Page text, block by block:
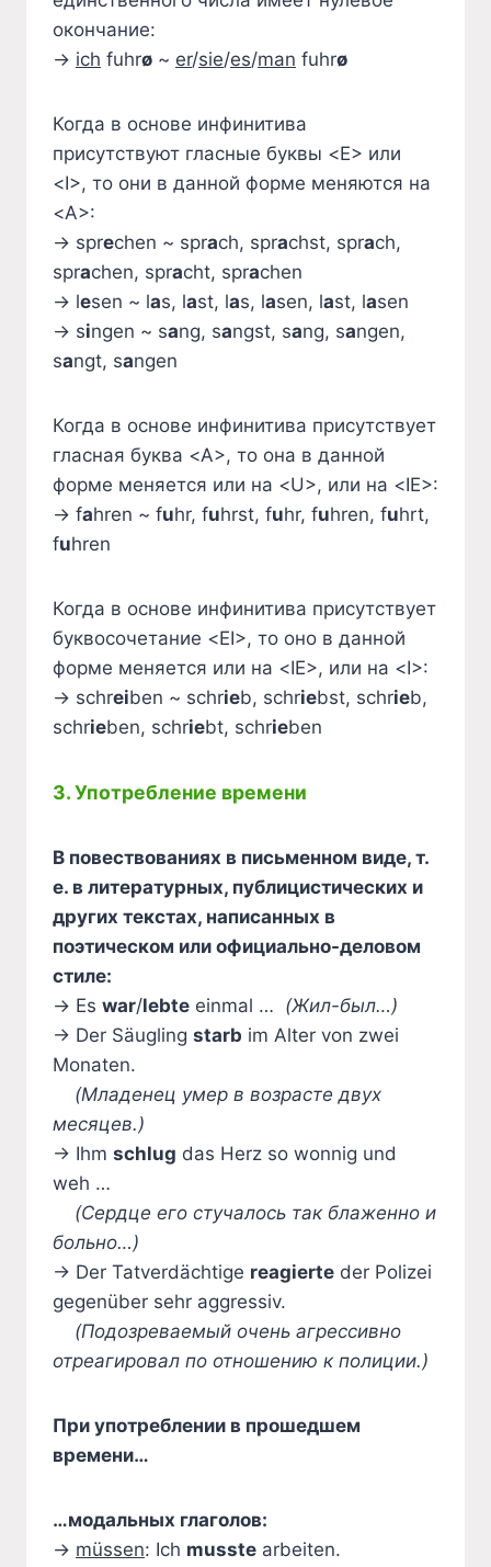
окончание:
→ ich fuhrø ~ er/sie/es/man fuhrø
Когда в основе инфинитива
присутствуют гласные буквы <E> или
<I>, то они в данной форме меняются на
<A>:
→ sprechen ~ sprach, sprachst, sprach,
sprachen, spracht, sprachen
→ lesen ~ las, last, las, lasen, last, lasen
→ singen ~ sang, sangst, sang, sangen,
sangt, sangen
Когда в основе инфинитива присутствует
гласная буква <A>, то она в данной
форме меняется или на <U>, или на <IE>:
→ fahren ~ fuhr, fuhrst, fuhr, fuhren, fuhrt,
fuhren
Когда в основе инфинитива присутствует
буквосочетание <EI>, то оно в данной
форме меняется или на <IE>, или на <I>:
→ schreiben ~ schrieb, schriebst, schrieb,
schrieben, schriebt, schrieben
3. Употребление времени
В повествованиях в письменном виде, т.
е. в литературных, публицистических и
других текстах, написанных в
поэтическом или официально-деловом
стиле:
→ Es war/lebte einmal … (Жил-был…)
→ Der Säugling starb im Alter von zwei
Monaten.
(Младенец умер в возрасте двух
месяцев.)
→ Ihm schlug das Herz so wonnig und
weh …
(Сердце его стучалось так блаженно и
больно…)
→ Der Tatverdächtige reagierte der Polizei
gegenüber sehr aggressiv.
(Подозреваемый очень агрессивно
отреагировал по отношению к полиции.)
При употреблении в прошедшем
времени…
…модальных глаголов:
→ müssen: Ich musste arbeiten.